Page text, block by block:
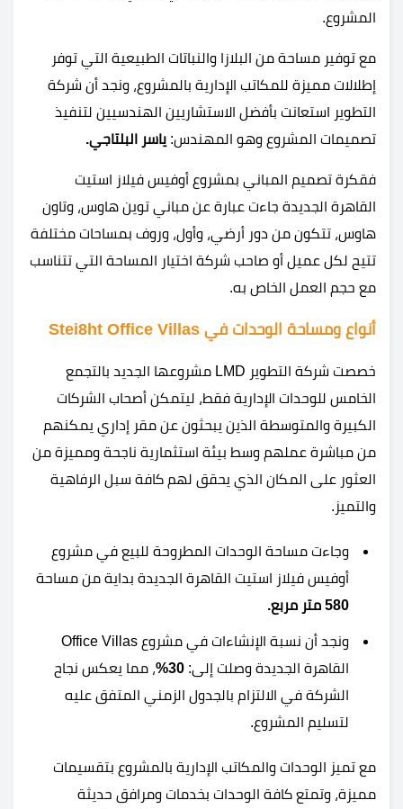
المشروع.
مع توفير مساحة من البلازا والنباتات الطبيعية التي توفر
إطلالات مميزة للمكاتب الإدارية بالمشروع، ونجد أن شركة
التطوير استعانت بأفضل الاستشاريين الهندسيين لتنفيذ
تصميمات المشروع وهو المهندس: ياسر البلتاجي.
فقكرة تصميم المباني بمشروع أوفيس فيلاز استيت
القاهرة الجديدة جاءت عبارة عن مباني توين هاوس، وتاون
هاوس، تتكون من دور أرضي، وأول، وروف بمساحات مختلفة
تتيح لكل عميل أو صاحب شركة اختيار المساحة التي تتناسب
مع حجم العمل الخاص به.
أنواع ومساحة الوحدات في Stei8ht Office Villas
خصصت شركة التطوير LMD مشروعها الجديد بالتجمع
الخامس للوحدات الإدارية فقط، ليتمكن أصحاب الشركات
الكبيرة والمتوسطة الذين يبحثون عن مقر إداري يمكنهم
من مباشرة عملهم وسط بيئة استثمارية ناجحة ومميزة من
العثور على المكان الذي يحقق لهم كافة سبل الرفاهية
والتميز.
وجاءت مساحة الوحدات المطروحة للبيع في مشروع
أوفيس فيلاز استيت القاهرة الجديدة بداية من مساحة
580 متر مربع.
ونجد أن نسبة الإنشاءات في مشروع Office Villas
القاهرة الجديدة وصلت إلى: 30%
، مما يعكس نجاح
الشركة في الالتزام بالجدول الزمني المتفق عليه
لتسليم المشروع.
مع تميز الوحدات والمكاتب الإدارية بالمشروع بتقسيمات
مميزة، وتمتع كافة الوحدات بخدمات ومرافق حديثة